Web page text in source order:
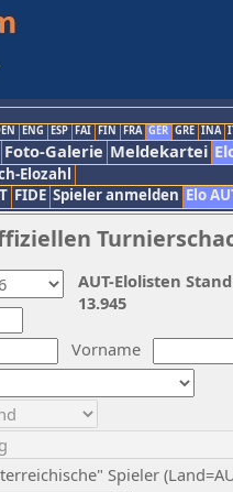
ENG ESP FAI FIN FRA GER GRE INA
Foto-Galerie Meldekartei
Elozahl
FIDE Spieler anmelden Elo
Vorname
Spieler
AUT-Elolisten
13.945